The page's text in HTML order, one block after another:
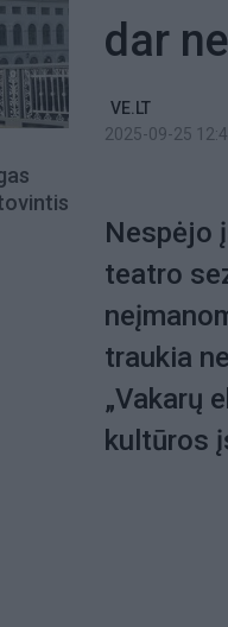
dar
VE.LT
2025-09-25
Nespėjo
teatro
traukia
„Vakarų
kultūros